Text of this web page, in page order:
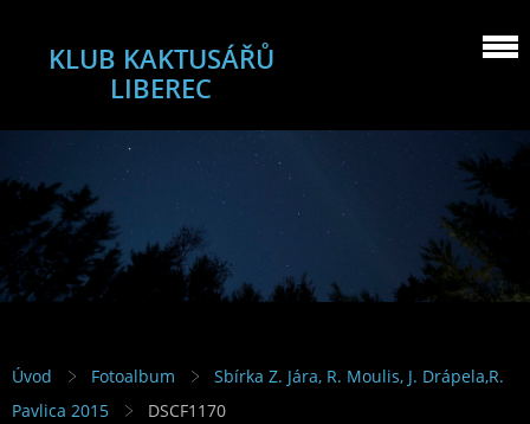
KLUB KAKTUSÁŘŮ
LIBEREC
Úvod Fotoalbum
Sbírka Z. Jára, R. Moulis, J. Drápela,R.
Pavlica 2015
DSCF1170